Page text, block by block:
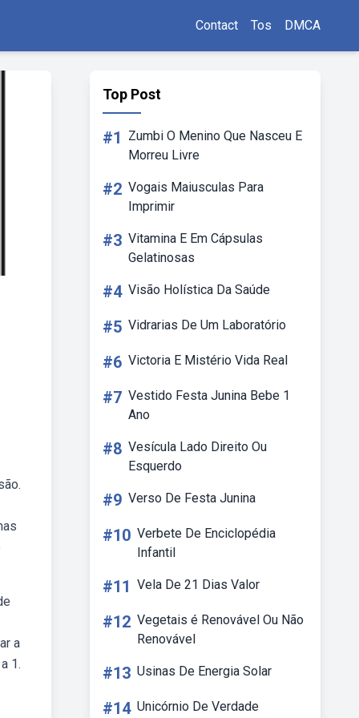
Contact Tos DMCA
a
1.
Top Post
#1
Zumbi O Menino Que Nasceu E
Morreu Livre
#2 Vogais Maiusculas Para
Imprimir
#3 Vitamina E Em Cápsulas
Gelatinosas
#4 Visão Holística Da Saúde
#5 Vidrarias De Um Laboratório
#6 Victoria E Mistério Vida Real
#7 Vestido Festa Junina Bebe 1
Ano
#8 Vesícula Lado Direito Ou
Esquerdo
#9 Verso De Festa Junina
#10 Verbete De Enciclopédia
Infantil
#11 Vela De 21 Dias Valor
#12 Vegetais é Renovável Ou Não
Renovável
#13 Usinas De Energia Solar
#14 Unicórnio De Verdade